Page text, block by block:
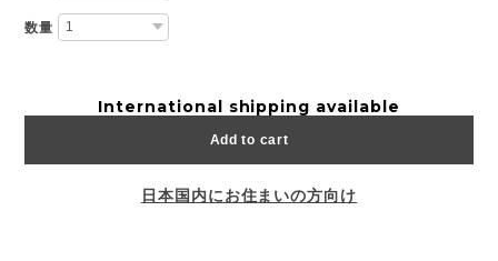
数量
International shipping available
Add to cart
日本国内にお住まいの方向け